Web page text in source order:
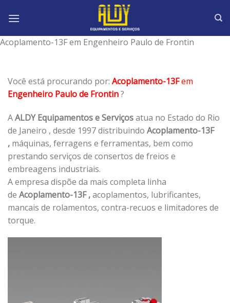
Acoplamento-13F em Engenheiro Paulo de Frontin
Você está procurando por: Acoplamento-13Fem
Engenheiro Paulo de Frontin?
AALDY Equipamentos e Serviçosatua no Estado do Rio
de Janeiro , desde 1997 distribuindo Acoplamento-13F
, máquinas, ferragens e ferramentas, bem como
prestando serviços de consertos de freios e
embreagens industriais.
A empresa dispõe da mais completa linha
de Acoplamento-13F ,acoplamentos, lubrificantes,
mancais de rolamentos, contra-recuos e limitadores de
torque.